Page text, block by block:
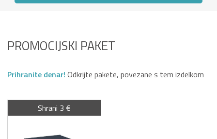
PROMOCIJSKI PAKET
Prihranite denar! Odkrijte pakete, povezane s tem izdelkom
Shrani 3 €